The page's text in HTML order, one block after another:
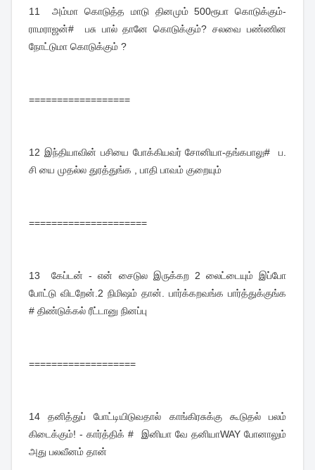
11அம்மா கொடுத்த மாடு தினமும் 500ரூபா கொடுக்கும்-
ராமராஜன்# பசு பால் தானே கொடுக்கும்? சலவை பண்ணின
நோட்டுமா கொடுக்கும் ?
==================
12 இந்தியாவின் பசியை போக்கியவர் சோனியா-தங்கபாலு# ப.
சி யை முதல்ல துரத்துங்க , பாதி பாவம் குறையும்
=====================
13கேப்டன் - என் சைடுல இருக்கற 2 லைட்டையும் இப்போ
போட்டு விடறேன்.2 நிமிஷம் தான். பார்க்கறவங்க பார்த்துக்குங்க
# திண்டுக்கல் ரீட்டானு நினப்பு
===================
14 தனித்துப் போட்டியிடுவதால் காங்கிரசுக்கு கூடுதல் பலம்
கிடைக்கும்! - கார்த்திக் # இனியா வே தனியாWAY போனாலும்
அது பலவீனம் தான்